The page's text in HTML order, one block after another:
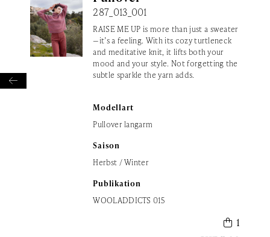

287_013_001
RAISE ME UP is more than just a sweater
—it’s a feeling. With its cozy turtleneck
and meditative knit, it lifts both your
mood and your style. Not forgetting the
subtle sparkle the yarn adds.
Modellart
Pullover langarm
Saison
Herbst / Winter
Publikation
WOOLADDICTS 015
 1